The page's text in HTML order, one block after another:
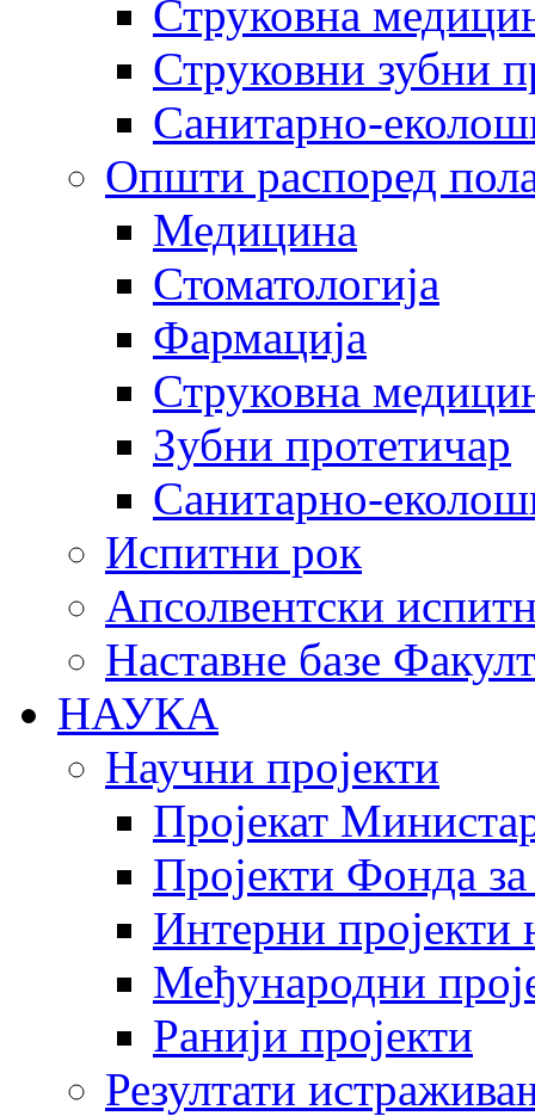
Струковна
Струковни зубни
Санитарно-
Општи распоред
Медицина
Стоматологија
Фармација
Струковна
Зубни протетичар
Санитарно-
Испитни рок
Апсолвентски
Наставне базе
НАУКА
Научни пројекти
Пројекат
Пројекти Фонда
Интерни пројекти
Међународни
Ранији пројекти
Резултати